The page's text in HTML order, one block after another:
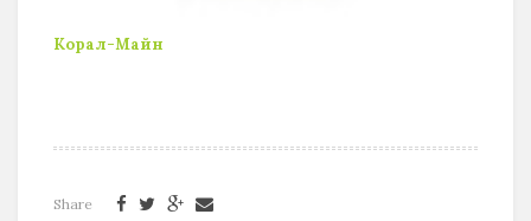
Корал-Майн
Share